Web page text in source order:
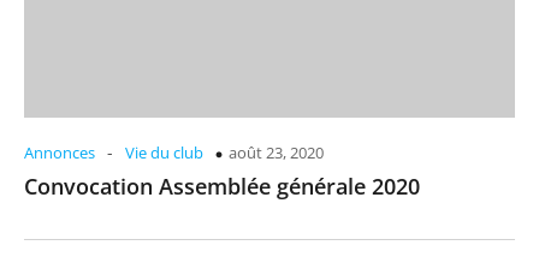
Annonces - Vie du club août 23, 2020
Convocation Assemblée générale 2020